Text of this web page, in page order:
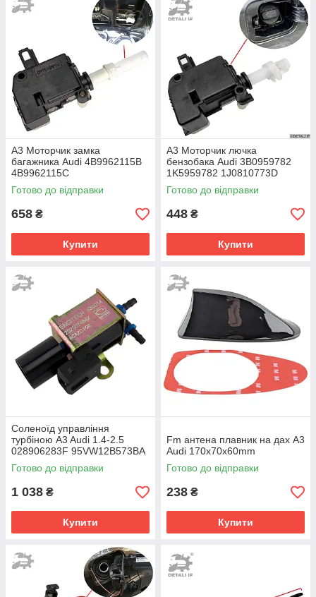
A3 Моторчик замка
багажника Audi 4B9962115B
4B9962115C
Готово до відправки
658 ₴
Купити
A3 Моторчик лючка
бензобака Audi 3B0959782
1K5959782 1J0810773D
1J6810773B 1J6810773A
Готово до відправки
448 ₴
Купити
Cоленоїд управління
турбіною A3 Audi 1.4-2.5
028906283F 95VW12B573BA
028906283J
Готово до відправки
1 038 ₴
Купити
Fm антена плавник на дах A3
Audi 170х70х60mm
Готово до відправки
238 ₴
Купити